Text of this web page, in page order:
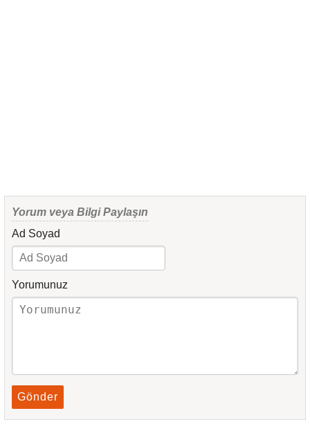
Yorum veya Bilgi Paylaşın
Ad Soyad
Yorumunuz
Gönder